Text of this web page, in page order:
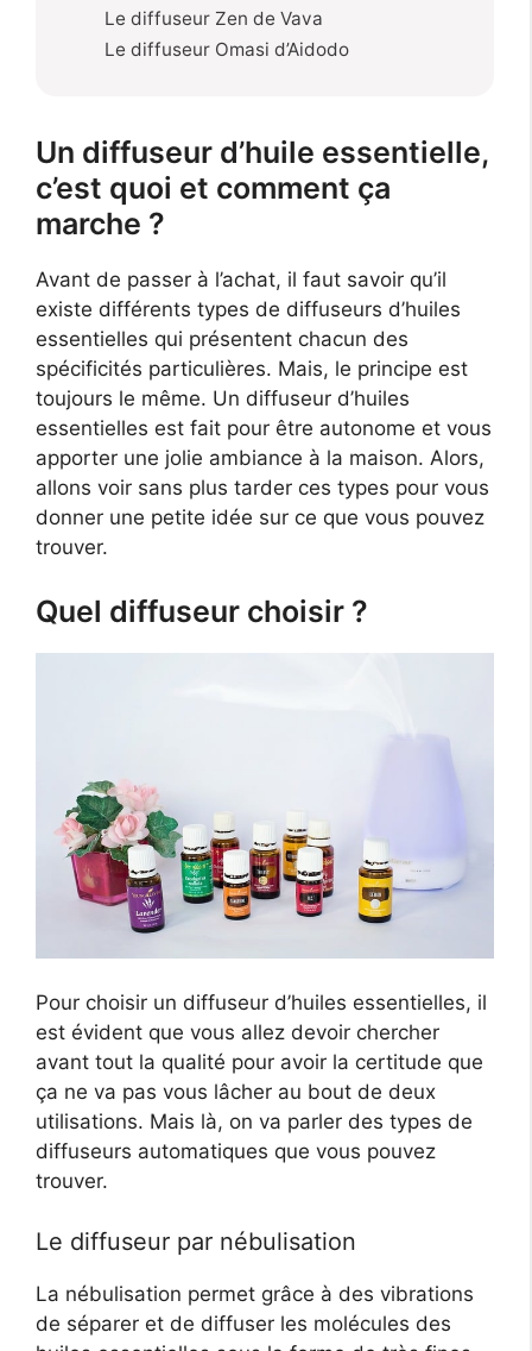
Le diffuseur Zen de Vava
Le diffuseur Omasi d’Aidodo
Un diffuseur d’huile essentielle,
c’est quoi et comment ça
marche ?
Avant de passer à l’achat, il faut savoir qu’il
existe différents types de diffuseurs d’huiles
essentielles qui présentent chacun des
spécificités particulières. Mais, le principe est
toujours le même. Un diffuseur d’huiles
essentielles est fait pour être autonome et vous
apporter une jolie ambiance à la maison. Alors,
allons voir sans plus tarder ces types pour vous
donner une petite idée sur ce que vous pouvez
trouver.
Quel diffuseur choisir ?
Pour choisir un diffuseur d’huiles essentielles, il
est évident que vous allez devoir chercher
avant tout la qualité pour avoir la certitude que
ça ne va pas vous lâcher au bout de deux
utilisations. Mais là, on va parler des types de
diffuseurs automatiques que vous pouvez
trouver.
Le diffuseur par nébulisation
La nébulisation permet grâce à des vibrations
de séparer et de diffuser les molécules des